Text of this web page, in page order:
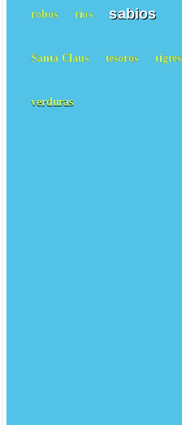
robos ríos sabios
Santa Claus tesoros tigres
verduras